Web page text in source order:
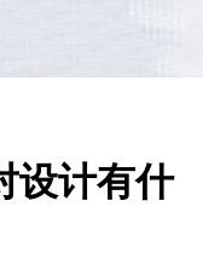
设计有什